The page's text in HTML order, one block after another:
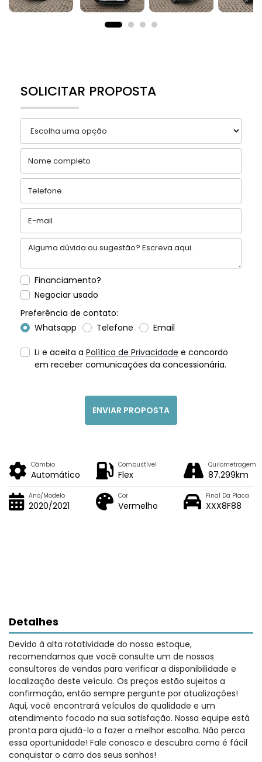
SOLICITAR PROPOSTA
Financiamento?
Negociar usado
Preferência de contato:
Whatsapp
Telefone Email
Li e aceita a Política de Privacidade e concordo
em receber comunicações da concessionária.
ENVIAR PROPOSTA
Câmbio
Automático
Combustível
Flex
Quilometragem
87.299km
Ano/Modelo
2020/2021
Cor
Vermelho
Final Da Placa
XXX8F88
Detalhes
Devido à alta rotatividade do nosso estoque,
recomendamos que você consulte um de nossos
consultores de vendas para verificar a disponibilidade e
localização deste veículo. Os preços estão sujeitos a
confirmação, então sempre pergunte por atualizações!
Aqui, você encontrará veículos de qualidade e um
atendimento focado na sua satisfação. Nossa equipe está
pronta para ajudá-lo a fazer a melhor escolha. Não perca
essa oportunidade! Fale conosco e descubra como é fácil
conquistar o carro dos seus sonhos!